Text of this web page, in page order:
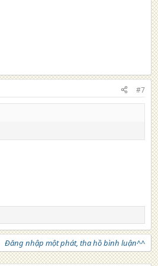
#7
Đăng nhập một phát, tha hồ bình luận^^